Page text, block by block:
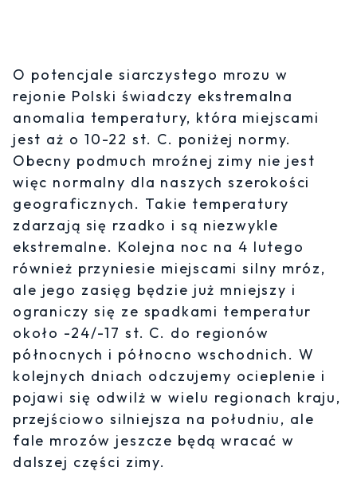
O potencjale siarczystego mrozu w
rejonie Polski świadczy ekstremalna
anomalia temperatury, która miejscami
jest aż o 10-22 st. C. poniżej normy.
Obecny podmuch mroźnej zimy nie jest
więc normalny dla naszych szerokości
geograficznych. Takie temperatury
zdarzają się rzadko i są niezwykle
ekstremalne. Kolejna noc na 4 lutego
również przyniesie miejscami silny mróz,
ale jego zasięg będzie już mniejszy i
ograniczy się ze spadkami temperatur
około -24/-17 st. C. do regionów
północnych i północno wschodnich. W
kolejnych dniach odczujemy ocieplenie i
pojawi się odwilż w wielu regionach kraju,
przejściowo silniejsza na południu, ale
fale mrozów jeszcze będą wracać w
dalszej części zimy.